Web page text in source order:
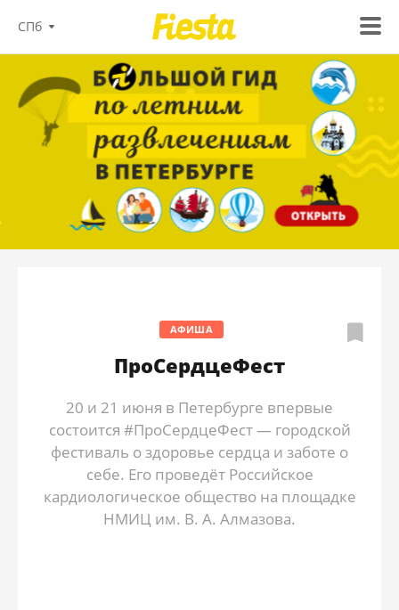
СПб
АФИША
ПроСердцеФест
20 и 21 июня в Петербурге впервые
состоится #ПроСердцеФест — городской
фестиваль о здоровье сердца и заботе о
себе. Его проведёт Российское
кардиологическое общество на площадке
НМИЦ им. В. А. Алмазова.